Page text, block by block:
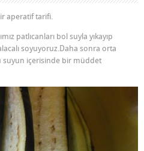
aperatif tarifi.
patlıcanları bol suyla yıkayıp
soyuyoruz.Daha sonra orta
suyun içerisinde bir müddet